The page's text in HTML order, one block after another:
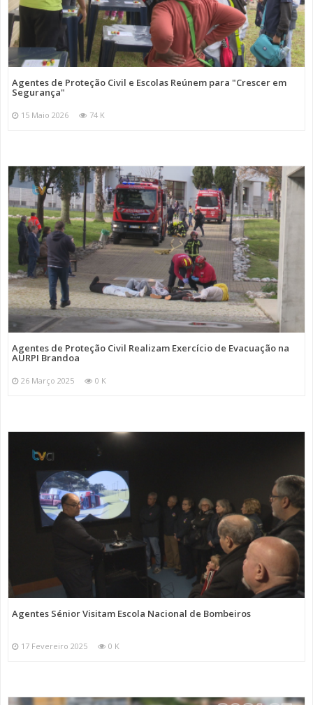
Agentes de Proteção Civil e Escolas Reúnem para "Crescer em
Segurança"
15 Maio 2026 74 K
Agentes de Proteção Civil Realizam Exercício de Evacuação na
AURPI Brandoa
26 Março 2025 0 K
Agentes Sénior Visitam Escola Nacional de Bombeiros
17 Fevereiro 2025 0 K